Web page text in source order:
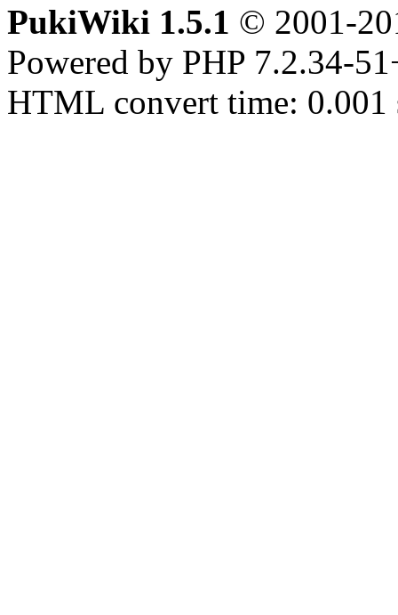
PukiWiki 1.5.1 © 2001-
Powered by PHP 7.2.34-
HTML convert time: 0.001